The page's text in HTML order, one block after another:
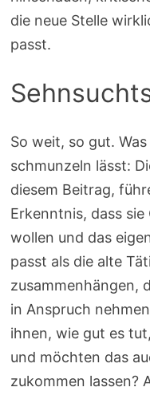
die neue Stelle
passt.
So weit, so gut.
schmunzeln lässt:
diesem Beitrag,
Erkenntnis, dass
wollen und das
passt als die alte
zusammenhängen,
in Anspruch
ihnen, wie gut es
und möchten das
zukommen lassen?